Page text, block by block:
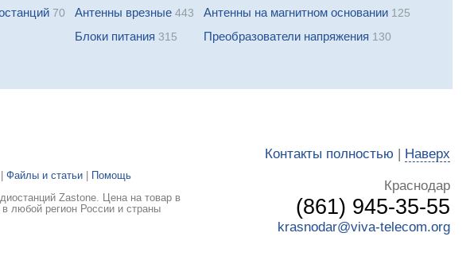
70 Антенны врезные443 Антенны на магнитном основании125
Блоки питания 315 Преобразователи напряжения 130
Файлы и статьи
Помощь
Zastone. Цена на товар в
любой регион России и страны
Контакты полностью | Наверх
Краснодар
(861) 945-35-55
krasnodar@viva-telecom.org